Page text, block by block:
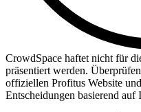
CrowdSpace haftet nicht für
präsentiert werden.
offiziellen Profitus Website
Entscheidungen basierend auf